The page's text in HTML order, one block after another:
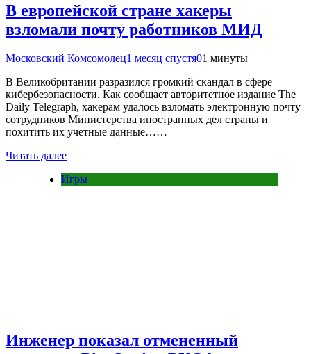
В европейской стране хакеры
взломали почту работников МИД
Московский Комсомолец1 месяц спустя01 минуты
В Великобритании разразился громкий скандал в сфере
кибербезопасности. Как сообщает авторитетное издание The
Daily Telegraph, хакерам удалось взломать электронную почту
сотрудников Министерства иностранных дел страны и
похитить их учетные данные……
Читать далее
Игры
Инженер показал отмененный